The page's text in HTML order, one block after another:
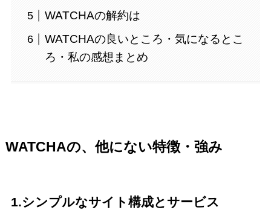
WATCHAの解約は
WATCHAの良いところ・気になるとこ
ろ・私の感想まとめ
WATCHAの、他にない特徴・強み
1.シンプルなサイト構成とサービス